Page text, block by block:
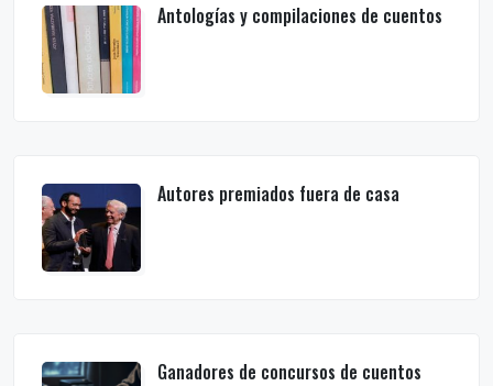
Antologías y compilaciones de cuentos
Autores premiados fuera de casa
Ganadores de concursos de cuentos